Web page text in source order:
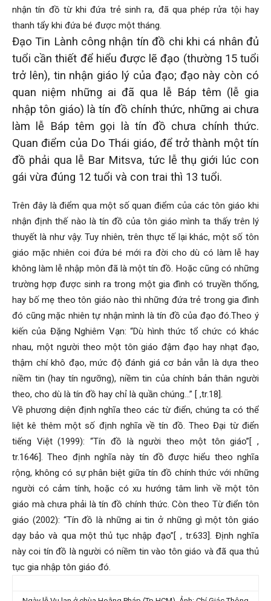
nhận tín đồ từ khi đứa trẻ sinh ra, đã qua phép rửa tội hay
thanh tẩy khi đứa bé được một tháng.
Đạo Tin Lành công nhận tín đồ chi khi cá nhân đủ
tuổi cần thiết để hiểu được lẽ đạo (thường 15 tuổi
trở lên), tin nhận giáo lý của đạo; đạo này còn có
quan niệm những ai đã qua lễ Báp têm (lễ gia
nhập tôn giáo) là tín đồ chính thức, những ai chưa
làm lễ Báp têm gọi là tín đồ chưa chính thức.
Quan điểm của Do Thái giáo, để trở thành một tín
đồ phải qua lễ Bar Mitsva, tức lễ thụ giới lúc con
gái vừa đúng 12 tuổi và con trai thì 13 tuổi.
Trên đây là điểm qua một số quan điểm của các tôn giáo khi
nhận định thế nào là tín đồ của tôn giáo mình ta thấy trên lý
thuyết là như vậy. Tuy nhiên, trên thực tế lại khác, một số tôn
giáo mặc nhiên coi đứa bé mới ra đời cho dù có làm lễ hay
không làm lễ nhập môn đã là một tín đồ. Hoặc cũng có những
trường hợp được sinh ra trong một gia đình có truyền thống,
hay bố mẹ theo tôn giáo nào thì những đứa trẻ trong gia đình
đó cũng mặc nhiên tự nhận mình là tín đồ của đạo đó.Theo ý
kiến của Đặng Nghiêm Vạn: “Dù hình thức tổ chức có khác
nhau, một người theo một tôn giáo đậm đạo hay nhạt đạo,
thậm chí khô đạo, mức độ đánh giá cơ bản vẫn là dựa theo
niềm tin (hay tín ngưỡng), niềm tin của chính bản thân người
theo, cho dù là tín đồ hay chỉ là quần chúng…” [ ,tr.18].
Về phương diện định nghĩa theo các từ điển, chúng ta có thể
liệt kê thêm một số định nghĩa về tín đồ. Theo Đại từ điển
tiếng Việt (1999): “Tín đồ là người theo một tôn giáo”[ ,
tr.1646]. Theo định nghĩa này tín đồ được hiểu theo nghĩa
rộng, không có sự phân biệt giữa tín đồ chính thức với những
người có cảm tính, hoặc có xu hướng tâm linh về một tôn
giáo mà chưa phải là tín đồ chính thức. Còn theo Từ điển tôn
giáo (2002): “Tín đồ là những ai tin ở những gì một tôn giáo
dạy bảo và qua một thủ tục nhập đạo”[ , tr.633]. Định nghĩa
này coi tín đồ là người có niềm tin vào tôn giáo và đã qua thủ
tục gia nhập tôn giáo đó.